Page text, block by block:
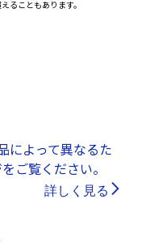
ることもあります。
によって異なるた
ご覧ください。
詳しく見る